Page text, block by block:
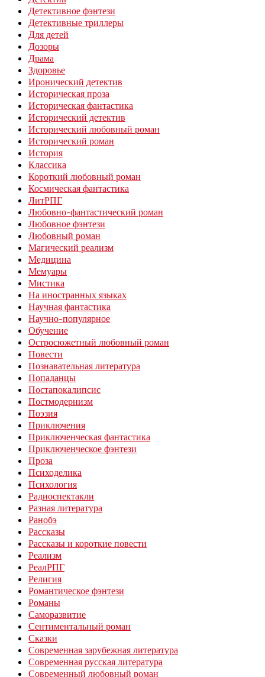
Детективное фэнтези
Детективные триллеры
Для детей
Дозоры
Драма
Здоровье
Иронический детектив
Историческая проза
Историческая фантастика
Исторический детектив
Исторический любовный роман
Исторический роман
История
Классика
Короткий любовный роман
Космическая фантастика
ЛитРПГ
Любовно-фантастический роман
Любовное фэнтези
Любовный роман
Магический реализм
Медицина
Мемуары
Мистика
На иностранных языках
Научная фантастика
Научно-популярное
Обучение
Остросюжетный любовный роман
Повести
Познавательная литература
Попаданцы
Постапокалипсис
Постмодернизм
Поэзия
Приключения
Приключенческая фантастика
Приключенческое фэнтези
Проза
Психоделика
Психология
Радиоспектакли
Разная литература
Ранобэ
Рассказы
Рассказы и короткие повести
Реализм
РеалРПГ
Религия
Романтическое фэнтези
Романы
Саморазвитие
Сентиментальный роман
Сказки
Современная зарубежная литература
Современная русская литература
Современный любовный роман